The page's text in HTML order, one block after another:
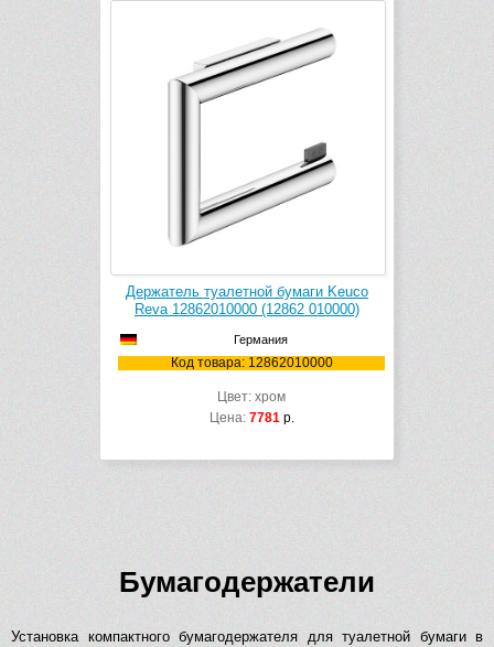
Держатель туалетной бумаги Keuco
Reva 12862010000 (12862 010000)
Германия
Код товара: 12862010000
Цвет: хром
Цена: 7781р.
Бумагодержатели
Установка компактного бумагодержателя для туалетной бумаги в